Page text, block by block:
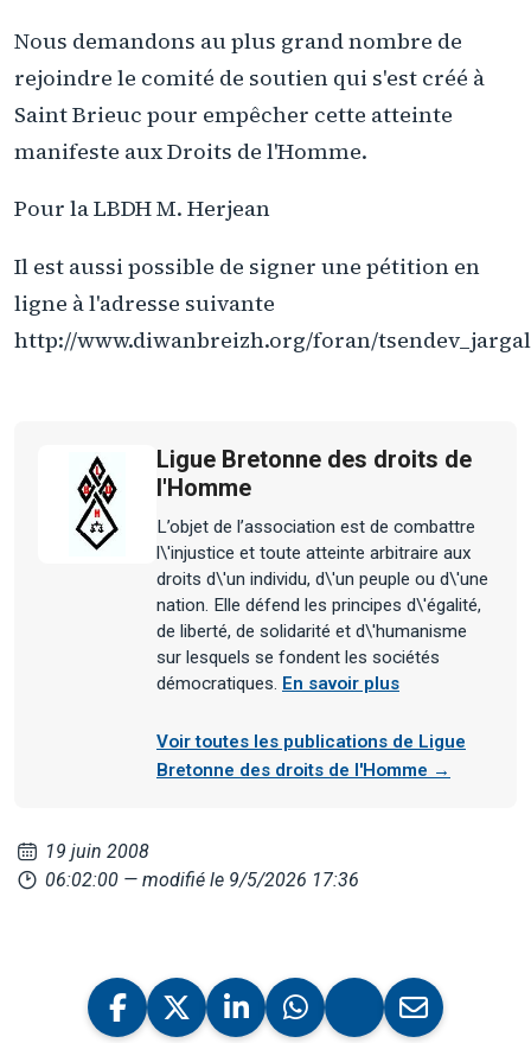
Nous demandons au plus grand nombre de
rejoindre le comité de soutien qui s'est créé à
Saint Brieuc pour empêcher cette atteinte
manifeste aux Droits de l'Homme.
Pour la LBDH M. Herjean
Il est aussi possible de signer une pétition en
ligne à l'adresse suivante
http://www.diwanbreizh.org/foran/
Ligue Bretonne des droits de
l'Homme
L’objet de l’association est de combattre
l\'injustice et toute atteinte arbitraire aux
droits d\'un individu, d\'un peuple ou d\'une
nation. Elle défend les principes d\'égalité,
de liberté, de solidarité et d\'humanisme
sur lesquels se fondent les sociétés
démocratiques. En savoir plus
Voir toutes les publications de Ligue
Bretonne des droits de l'Homme →
19 juin 2008
06:02:00 — modifié le 9/5/2026 17:36